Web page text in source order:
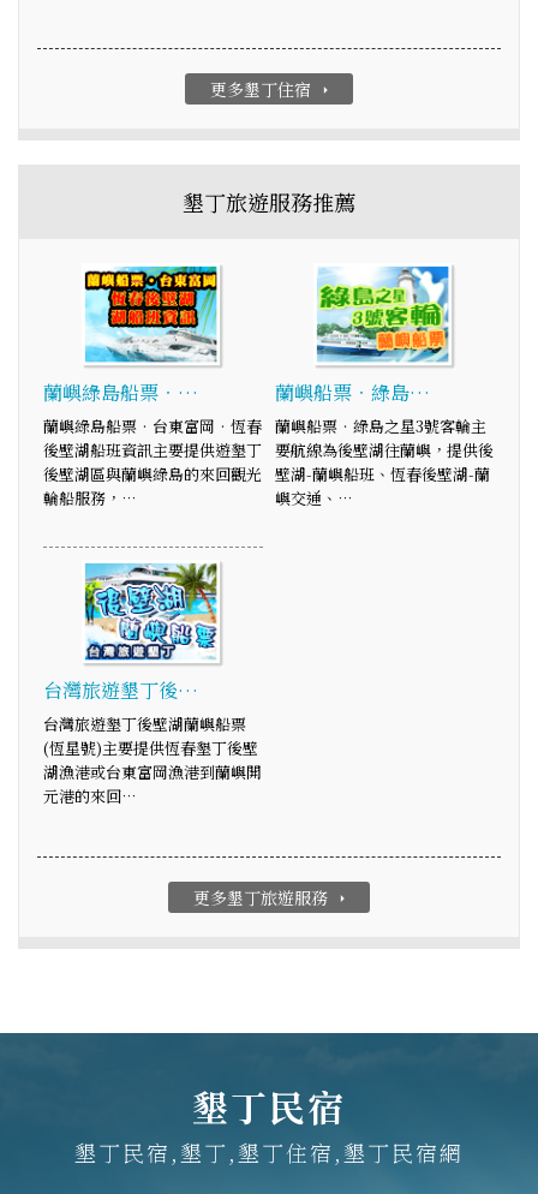
更多墾丁住宿 arrow_right
墾丁旅遊服務推薦
蘭嶼綠島船票‧…
蘭嶼綠島船票‧台東富岡‧恆春
後壁湖船班資訊主要提供遊墾丁
後壁湖區與蘭嶼綠島的來回觀光
輪船服務，…
蘭嶼船票‧綠島…
蘭嶼船票‧綠島之星3號客輪主
要航線為後壁湖往蘭嶼，提供後
壁湖-蘭嶼船班、恆春後壁湖-蘭
嶼交通、…
台灣旅遊墾丁後…
台灣旅遊墾丁後壁湖蘭嶼船票
(恆星號)主要提供恆春墾丁後壁
湖漁港或台東富岡漁港到蘭嶼開
元港的來回…
更多墾丁旅遊服務 arrow_right
墾丁民宿
墾丁民宿,墾丁,墾丁住宿,墾丁民宿網